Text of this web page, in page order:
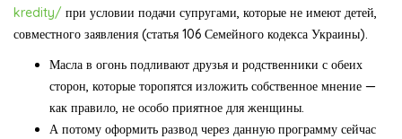
kredity/ при условии подачи супругами, которые не имеют детей,
совместного заявления (статья 106 Семейного кодекса Украины).
Масла в огонь подливают друзья и родственники с обеих
сторон, которые торопятся изложить собственное мнение —
как правило, не особо приятное для женщины.
А потому оформить развод через данную программу сейчас